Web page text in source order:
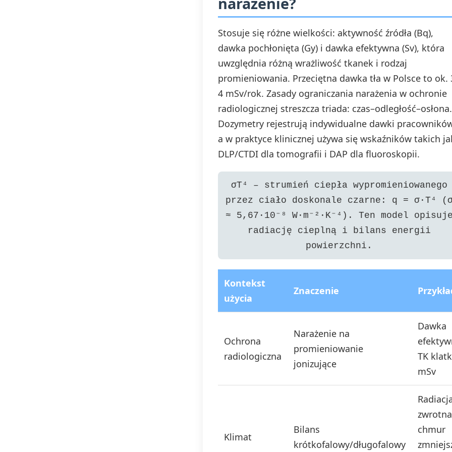
Stosuje się różne wielkości: aktywność źródła (Bq),
dawka pochłonięta (Gy) i dawka efektywna (Sv), która
uwzględnia różną wrażliwość tkanek i rodzaj
promieniowania. Przeciętna dawka tła w Polsce to ok.
4 mSv/rok. Zasady ograniczania narażenia w ochronie
radiologicznej streszcza triada: czas–odległość–osłona.
Dozymetry rejestrują indywidualne dawki
a w praktyce klinicznej używa się wskaźników takich
DLP/CTDI dla tomografii i DAP dla fluoroskopii.
σT⁴ – strumień ciepła wypromieniowanego
przez ciało doskonale czarne: q = σ·T⁴
≈ 5,67·10⁻⁸ W·m⁻²·K⁻⁴). Ten model opisuje
radiację cieplną i bilans energii
powierzchni.
Kontekst
użycia
Znaczenie
Ochrona
radiologiczna
Narażenie na
promieniowanie
jonizujące
Dawka
TK
mSv
Klimat
Bilans
krótkofalowy/długofalowy
zwrotna
chmur